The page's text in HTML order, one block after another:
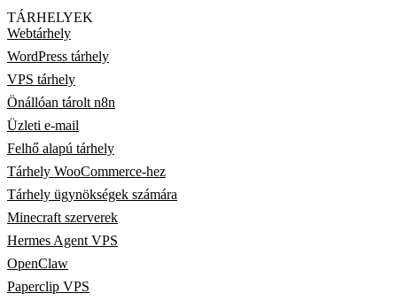
TÁRHELYEK
Webtárhely
WordPress tárhely
VPS tárhely
Önállóan tárolt n8n
Üzleti e-mail
Felhő alapú tárhely
Tárhely WooCommerce-hez
Tárhely ügynökségek számára
Minecraft szerverek
Hermes Agent VPS
OpenClaw
Paperclip VPS